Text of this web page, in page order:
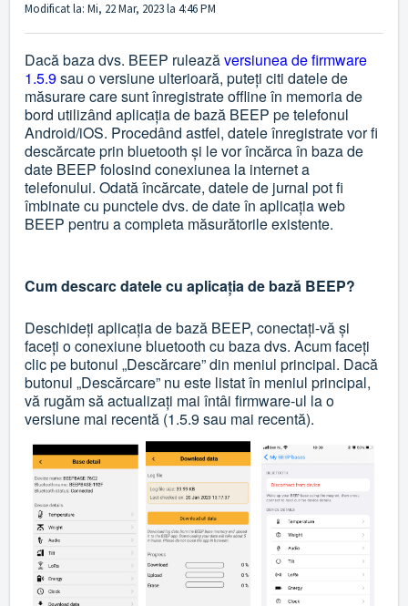
Modificat la: Mi, 22 Mar, 2023 la 4:46 PM
Dacă baza dvs. BEEP ruleazăversiunea de firmware
1.5.9sau o versiune ulterioară, puteți citi datele de
măsurare care sunt înregistrate offline în memoria de
bord utilizând aplicația de bază BEEP pe telefonul
Android/iOS. Procedând astfel, datele înregistrate vor fi
descărcate prin bluetooth și le vor încărca în baza de
date BEEP folosind conexiunea la internet a
telefonului. Odată încărcate, datele de jurnal pot fi
îmbinate cu punctele dvs. de date în aplicația web
BEEP pentru a completa măsurătorile existente.
Cum descarc datele cu aplicația de bază BEEP?
Deschideți aplicația de bază BEEP, conectați-vă și
faceți o conexiune bluetooth cu baza dvs. Acum faceți
clic pe butonul „Descărcare” din meniul principal. Dacă
butonul „Descărcare” nu este listat în meniul principal,
vă rugăm să actualizați mai întâi firmware-ul la o
versiune mai recentă (1.5.9 sau mai recentă).